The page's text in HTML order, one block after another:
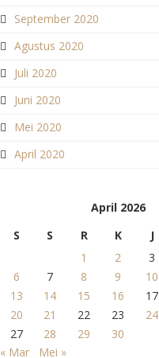
September 2020
Agustus 2020
Juli 2020
Juni 2020
Mei 2020
April 2020
April 2026
S
S R K J
1
2 3
6
7 8 9 10
13
14 15 16 17
20
21 22 23 24
27
28 29
30
« Mar
Mei »